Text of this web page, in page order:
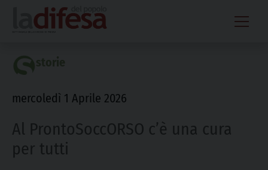
content
mercoledì 1 Aprile 2026
Al ProntoSoccORSO c’è una cura
per tutti